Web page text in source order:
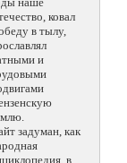
ковал
в тылу,
и
задуман, как
в